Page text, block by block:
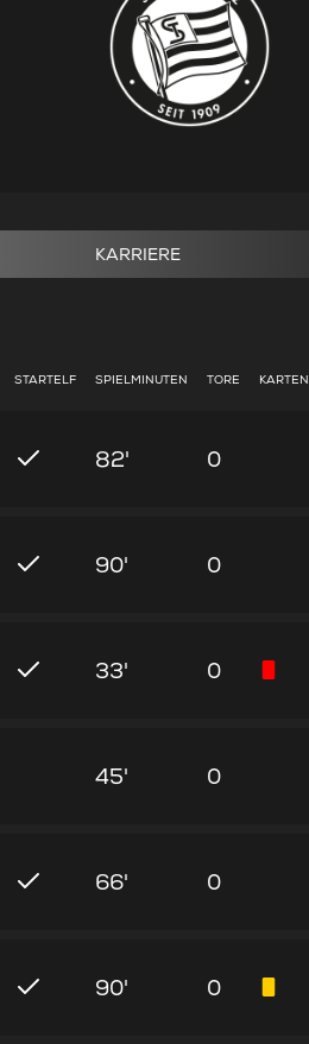
KARRIERE
STARTELF SPIELMINUTEN TORE KARTEN
82' 0
90' 0
33' 0
45' 0
66' 0
90' 0